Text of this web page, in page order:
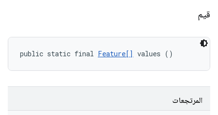
قيم
public static final Feature[] values ()
المرتجعات